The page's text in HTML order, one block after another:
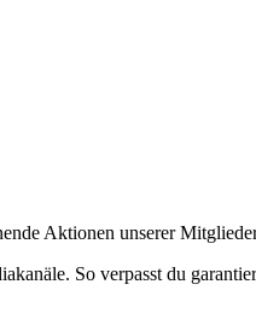
Aktionen unserer
So verpasst du